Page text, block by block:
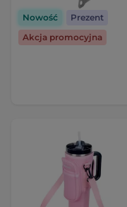
Nowość
Prezent
Akcja promocyjna